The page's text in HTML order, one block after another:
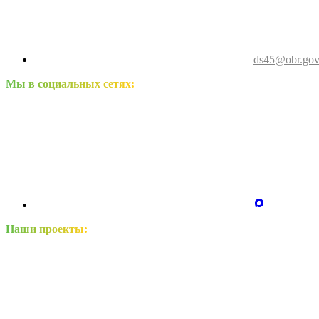
Мы в социальных сетях:
Наши проекты: